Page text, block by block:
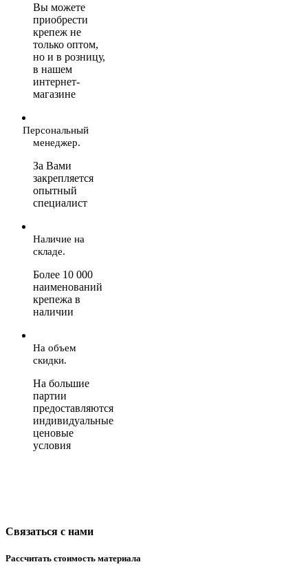
Вы можете
приобрести
крепеж не
только оптом,
но и в розницу,
в нашем
интернет-
магазине
Персональный
менеджер.
За Вами
закрепляется
опытный
специалист
Наличие на
складе.
Более 10 000
наименований
крепежа в
наличии
На объем
скидки.
На большие
партии
предоставляются
индивидуальные
ценовые
условия
Связаться с нами
Рассчитать стоимость материала